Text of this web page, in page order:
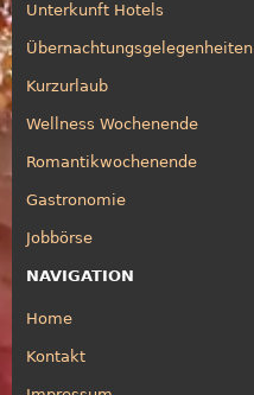
Unterkunft Hotels
Übernachtungsgelegenheiten
Kurzurlaub
Wellness Wochenende
Romantikwochenende
Gastronomie
Jobbörse
NAVIGATION
Home
Kontakt